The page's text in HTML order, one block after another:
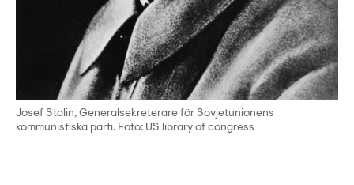
Josef Stalin, Generalsekreterare för Sovjetunionens
kommunistiska parti. Foto: US library of congress